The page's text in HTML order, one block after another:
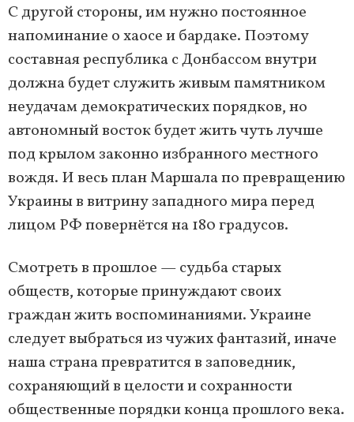
С другой стороны, им нужно постоянное
напоминание о хаосе и бардаке. Поэтому
составная республика с Донбассом внутри
должна будет служить живым памятником
неудачам демократических порядков, но
автономный восток будет жить чуть лучше
под крылом законно избранного местного
вождя. И весь план Маршала по превращению
Украины в витрину западного мира перед
лицом РФ повернётся на 180 градусов.
Смотреть в прошлое — судьба старых
обществ, которые принуждают своих
граждан жить воспоминаниями. Украине
следует выбраться из чужих фантазий, иначе
наша страна превратится в заповедник,
сохраняющий в целости и сохранности
общественные порядки конца прошлого века.